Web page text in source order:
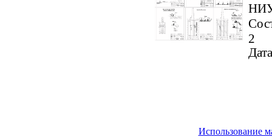
НИУ
2
Использование